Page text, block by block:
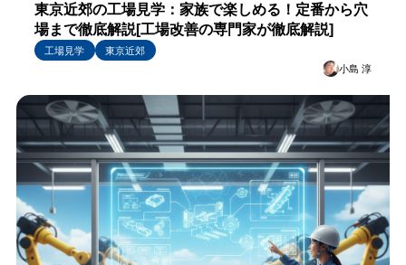
東京近郊の工場見学：家族で楽しめる！定番から穴
場まで徹底解説[工場改善の専門家が徹底解説]
工場見学
東京近郊
小島 淳